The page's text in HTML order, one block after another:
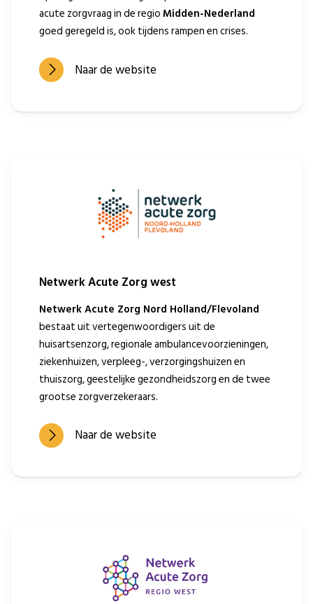
acute zorgvraag in de regioMidden-Nederland
goed geregeld is, ook tijdens rampen en crises.
Naar de website
Netwerk Acute Zorg west
Netwerk Acute Zorg Nord Holland/Flevoland
bestaat uit vertegenwoordigers uit de
huisartsenzorg, regionale ambulancevoorzieningen,
ziekenhuizen, verpleeg-, verzorgingshuizen en
thuiszorg, geestelijke gezondheidszorg en de twee
grootse zorgverzekeraars.
Naar de website